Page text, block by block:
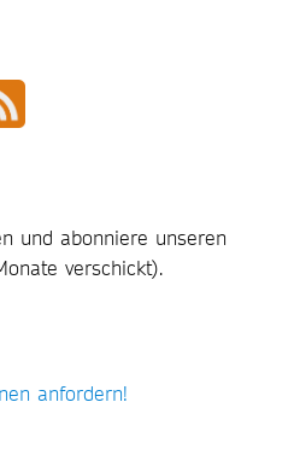
und abonniere unseren
verschickt).
anfordern!